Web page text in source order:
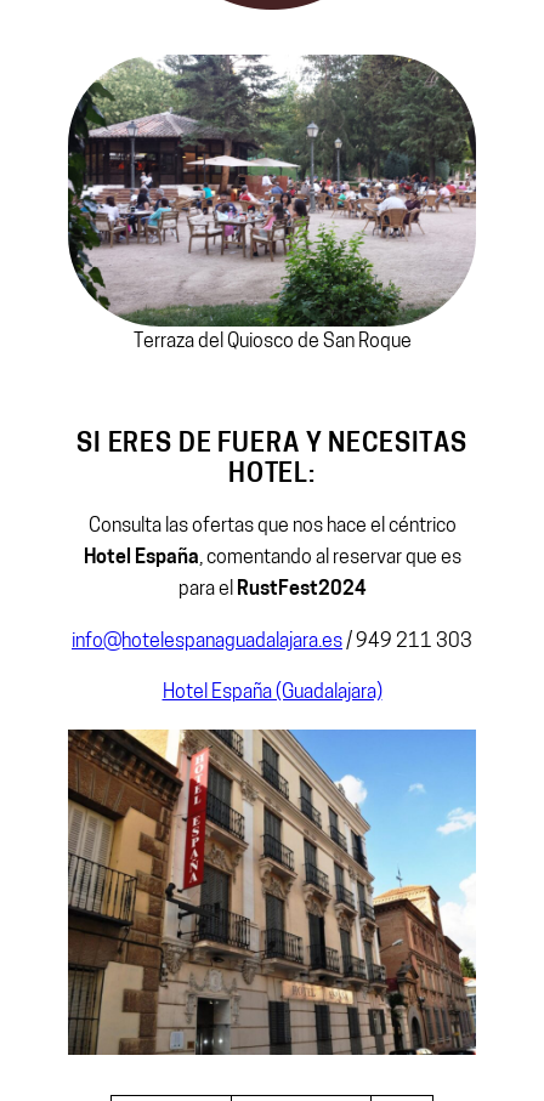
Terraza del Quiosco de San Roque
SI ERES DE FUERA Y NECESITAS
HOTEL:
Consulta las ofertas que nos hace el céntrico
Hotel España, comentando al reservar que es
para el RustFest2024
info@hotelespanaguadalajara.es/ 949 211 303
Hotel España (Guadalajara)